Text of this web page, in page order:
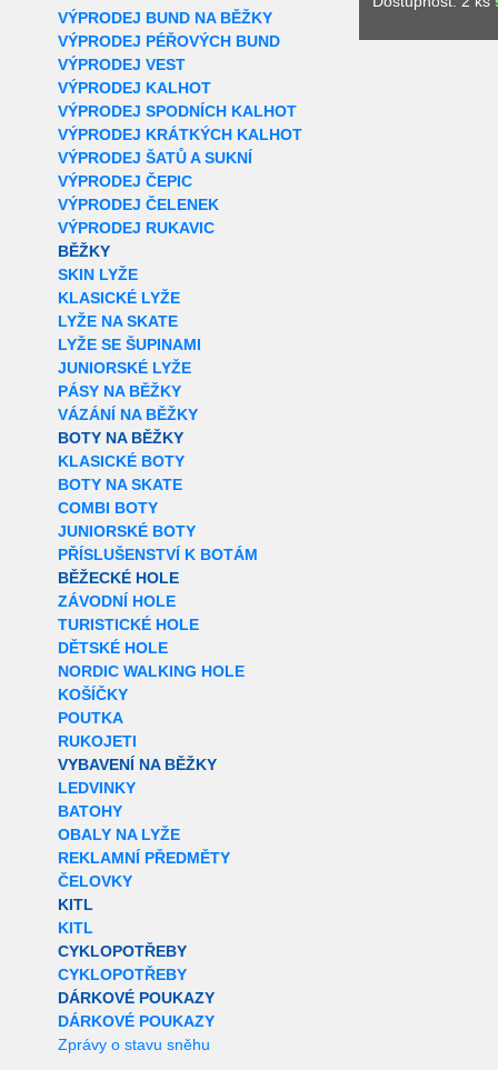
VÝPRODEJ BUND NA BĚŽKY
VÝPRODEJ PÉŘOVÝCH BUND
VÝPRODEJ VEST
VÝPRODEJ KALHOT
VÝPRODEJ SPODNÍCH KALHOT
VÝPRODEJ KRÁTKÝCH KALHOT
VÝPRODEJ ŠATŮ A SUKNÍ
VÝPRODEJ ČEPIC
VÝPRODEJ ČELENEK
VÝPRODEJ RUKAVIC
BĚŽKY
SKIN LYŽE
KLASICKÉ LYŽE
LYŽE NA SKATE
LYŽE SE ŠUPINAMI
JUNIORSKÉ LYŽE
PÁSY NA BĚŽKY
VÁZÁNÍ NA BĚŽKY
BOTY NA BĚŽKY
KLASICKÉ BOTY
BOTY NA SKATE
COMBI BOTY
JUNIORSKÉ BOTY
PŘÍSLUŠENSTVÍ K BOTÁM
BĚŽECKÉ HOLE
ZÁVODNÍ HOLE
TURISTICKÉ HOLE
DĚTSKÉ HOLE
NORDIC WALKING HOLE
KOŠÍČKY
POUTKA
RUKOJETI
VYBAVENÍ NA BĚŽKY
LEDVINKY
BATOHY
OBALY NA LYŽE
REKLAMNÍ PŘEDMĚTY
ČELOVKY
KITL
KITL
CYKLOPOTŘEBY
CYKLOPOTŘEBY
DÁRKOVÉ POUKAZY
DÁRKOVÉ POUKAZY
Zprávy o stavu sněhu